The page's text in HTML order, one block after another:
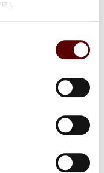
tanto triste ed